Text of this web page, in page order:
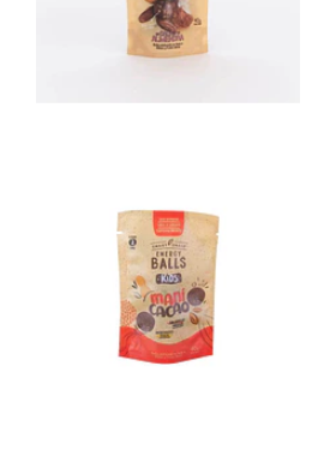
$1.450
Energy balls
ki...
$1.450